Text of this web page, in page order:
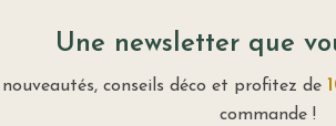
Une newsletter que
nouveautés, conseils déco et profitez de
commande !